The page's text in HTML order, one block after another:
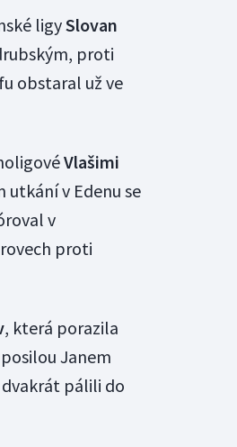
ligySlovan
proti
obstaral už ve
Vlašimi
v Edenu se
v
proti
, která porazila
Janem
dvakrát pálili do